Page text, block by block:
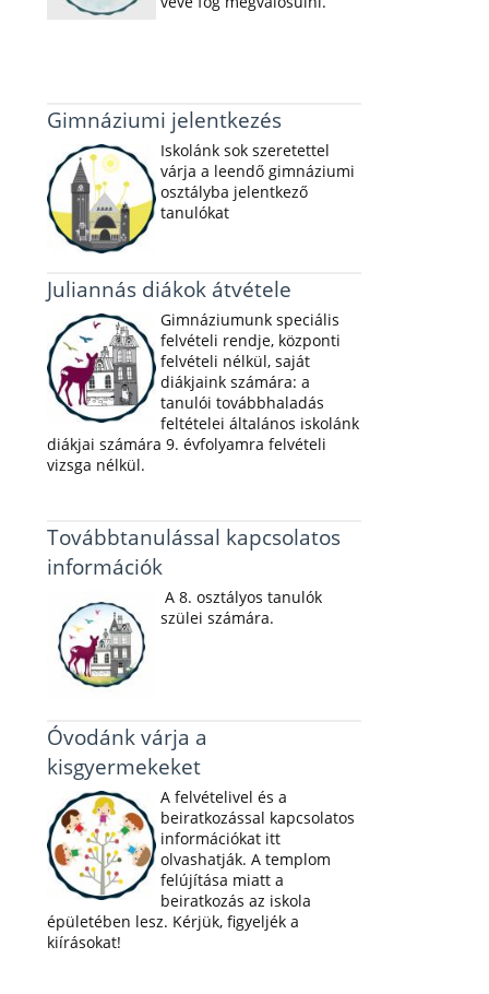
Gimnáziumi jelentkezés
Iskolánk sok szeretettel
várja a leendő gimnáziumi
osztályba jelentkező
tanulókat
Juliannás diákok átvétele
Gimnáziumunk speciális
felvételi rendje, központi
felvételi nélkül, saját
diákjaink számára: a
tanulói továbbhaladás
feltételei általános iskolánk
diákjai számára 9. évfolyamra felvételi
vizsga nélkül.
Továbbtanulással kapcsolatos
információk
A 8. osztályos tanulók
szülei számára.
Óvodánk várja a
kisgyermekeket
A felvételivel és a
beiratkozással kapcsolatos
információkat itt
olvashatják. A templom
felújítása miatt a
beiratkozás az iskola
épületében lesz. Kérjük, figyeljék a
kiírásokat!